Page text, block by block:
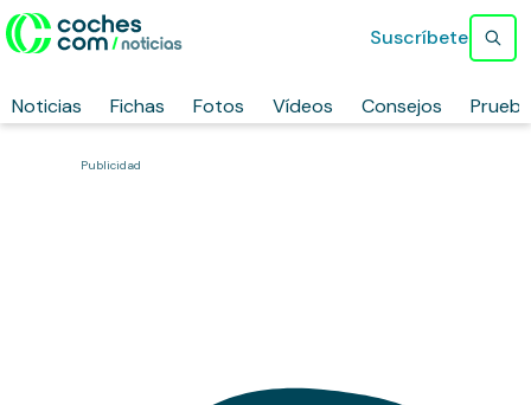
Noticias Fichas Fotos Vídeos Consejos
Suscríbete
Publicidad